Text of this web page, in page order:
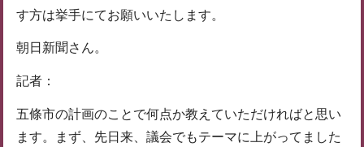
す方は挙手にてお願いいたします。
朝日新聞さん。
記者：
五條市の計画のことで何点か教えていただければと思い
ます。まず、先日来、議会でもテーマに上がってました